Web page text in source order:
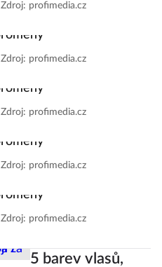
Zdroj: profimedia.cz
Zdroj: profimedia.cz
Zdroj: profimedia.cz
Zdroj: profimedia.cz
Zdroj: profimedia.cz
5 barev vlasů,